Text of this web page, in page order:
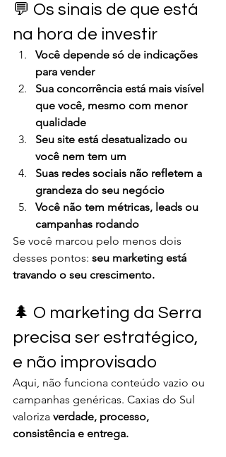
💬 Os sinais de que está
na hora de investir
Você depende só de indicações
para vender
Sua concorrência está mais visível
que você, mesmo com menor
qualidade
Seu site está desatualizado ou
você nem tem um
Suas redes sociais não refletem a
grandeza do seu negócio
Você não tem métricas, leads ou
campanhas rodando
Se você marcou pelo menos dois
desses pontos: seu marketing está
travando o seu crescimento.
🌲 O marketing da Serra
precisa ser estratégico,
e não improvisado
Aqui, não funciona conteúdo vazio ou
campanhas genéricas. Caxias do Sul
valoriza verdade, processo,
consistência e entrega.